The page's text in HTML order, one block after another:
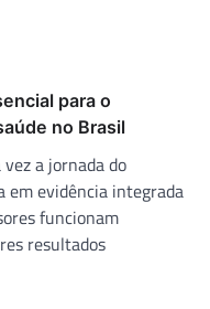
para o
no Brasil
a jornada do
em evidência integrada
funcionam
resultados